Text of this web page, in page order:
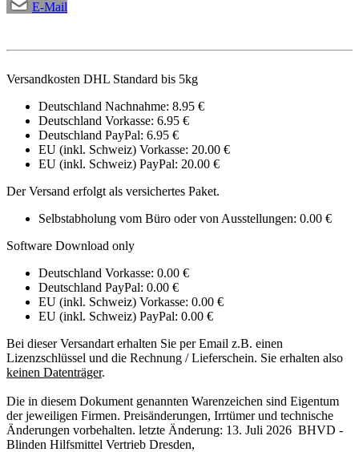
E-Mail
Versandkosten DHL Standard bis 5kg
Deutschland Nachnahme: 8.95 €
Deutschland Vorkasse: 6.95 €
Deutschland PayPal: 6.95 €
EU (inkl. Schweiz) Vorkasse: 20.00 €
EU (inkl. Schweiz) PayPal: 20.00 €
Der Versand erfolgt als versichertes Paket.
Selbstabholung vom Büro oder von Ausstellungen: 0.00 €
Software Download only
Deutschland Vorkasse: 0.00 €
Deutschland PayPal: 0.00 €
EU (inkl. Schweiz) Vorkasse: 0.00 €
EU (inkl. Schweiz) PayPal: 0.00 €
Bei dieser Versandart erhalten Sie per Email z.B. einen
Lizenzschlüssel und die Rechnung / Lieferschein. Sie erhalten also
keinen Datenträger.
Die in diesem Dokument genannten Warenzeichen sind Eigentum
der jeweiligen Firmen. Preisänderungen, Irrtümer und technische
Änderungen vorbehalten. letzte Änderung: 13. Juli 2026 BHVD -
Blinden Hilfsmittel Vertrieb Dresden,